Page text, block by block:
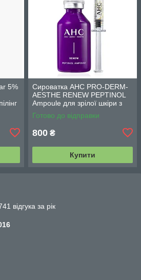
5%
Сироватка AHC PRO-DERM-
AESTHE RENEW PEPTINOL
Ampoule для зрілої шкіри з
ретинолом (10,1 ppm) 30 мл
Готово до відправки
800 ₴
Купити
відгука за рік